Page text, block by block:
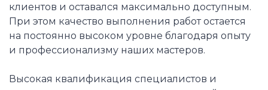
клиентов и оставался максимально доступным.
При этом качество выполнения работ остается
на постоянно высоком уровне благодаря опыту
и профессионализму наших мастеров.
Высокая квалификация специалистов и